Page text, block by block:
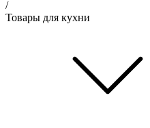
/
Товары для кухни